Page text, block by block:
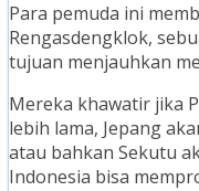
Para pemuda ini
Rengasdengklok,
tujuan menjauhkan
Mereka khawatir jika
lebih lama, Jepang
atau bahkan Sekutu
Indonesia bisa